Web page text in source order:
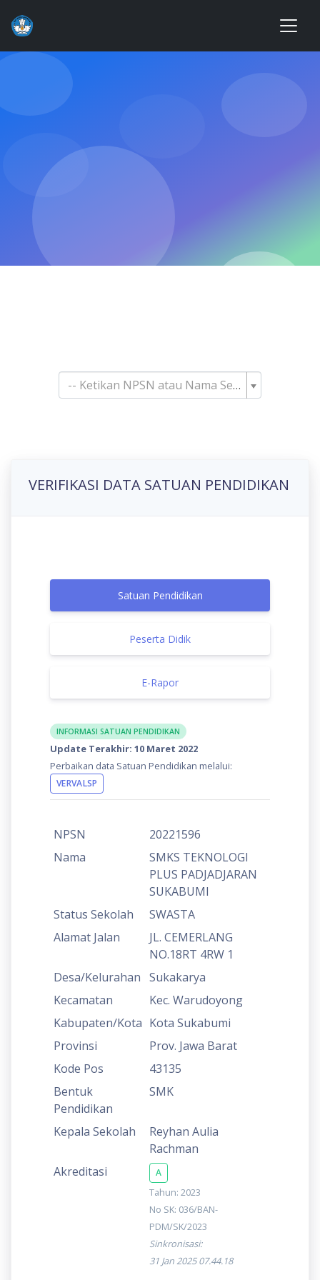
-- Ketikan NPSN atau Nama Sekolah--
VERIFIKASI DATA SATUAN PENDIDIKAN
Satuan Pendidikan
Peserta Didik
E-Rapor
INFORMASI SATUAN PENDIDIKAN
Update Terakhir: 10 Maret 2022
Perbaikan data Satuan Pendidikan melalui:
VERVALSP
NPSN
20221596
Nama
SMKS TEKNOLOGI
PLUS PADJADJARAN
SUKABUMI
Status Sekolah
SWASTA
Alamat Jalan
JL. CEMERLANG
NO.18RT 4RW 1
Desa/Kelurahan Sukakarya
Kecamatan
Kec. Warudoyong
Kabupaten/Kota Kota Sukabumi
Provinsi
Prov. Jawa Barat
Kode Pos
43135
Bentuk
Pendidikan
SMK
Kepala Sekolah
Reyhan Aulia
Rachman
Akreditasi
A
Tahun: 2023
No SK: 036/BAN-
PDM/SK/2023
Sinkronisasi:
31 Jan 2025 07.44.18